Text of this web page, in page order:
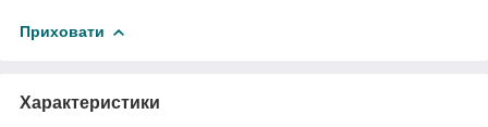
Приховати
Характеристики